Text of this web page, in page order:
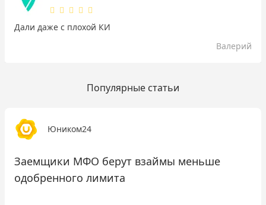
Дали даже с плохой КИ
Валерий
Популярные статьи
Юником24
Заемщики МФО берут взаймы меньше
одобренного лимита